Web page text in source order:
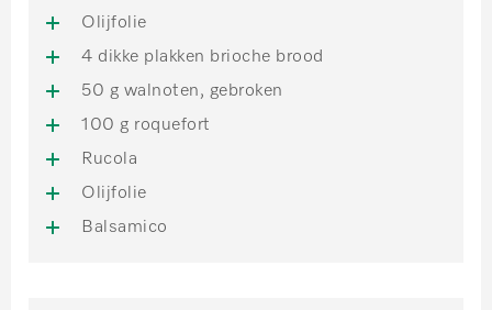
Olijfolie
4 dikke plakken brioche brood
50 g walnoten, gebroken
100 g roquefort
Rucola
Olijfolie
Balsamico